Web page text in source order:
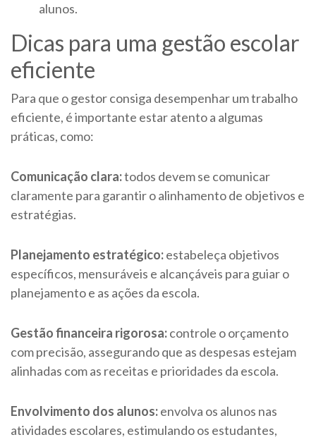
alunos.
Dicas para uma gestão escolar
eficiente
Para que o gestor consiga desempenhar um trabalho
eficiente, é importante estar atento a algumas
práticas, como:
Comunicação clara:todos devem se comunicar
claramente para garantir o alinhamento de objetivos e
estratégias.
Planejamento estratégico:estabeleça objetivos
específicos, mensuráveis e alcançáveis para guiar o
planejamento e as ações da escola.
Gestão financeira rigorosa:controle o orçamento
com precisão, assegurando que as despesas estejam
alinhadas com as receitas e prioridades da escola.
Envolvimento dos alunos:envolva os alunos nas
atividades escolares, estimulando os estudantes,